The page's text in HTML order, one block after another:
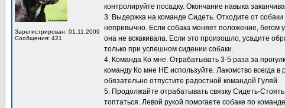
Зарегистрирован: 01.11.2009
Сообщения: 421
контролируйте посадку. Окончание навыка
3. Выдержка на команде Сидеть. Отходите от
непривычно. Если собака меняет положение, бегом
она не вскакивала. Если это произошло, усадите
только при успешном сидении собаки.
4. Команда Ко мне. Отрабатывать 3-5 раза за
команду Ко мне НЕ используйте. Лакомство всегда
обязательно отпустите радостной командой Гуляй.
5. Продолжайте отрабатывать связку Сидеть-
топтаться. Левой рукой помогаете собаке по